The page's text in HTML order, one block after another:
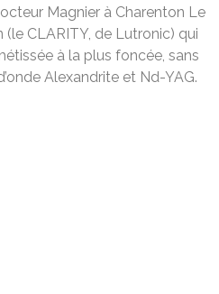
Magnier à Charenton Le
(le CLARITY, de Lutronic) qui
à la plus foncée, sans
Alexandrite et Nd-YAG.